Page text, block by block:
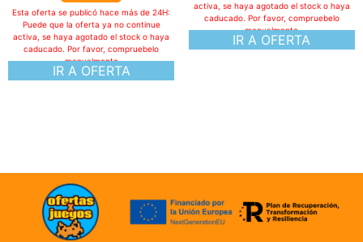
IR A OFERTA
Esta oferta se publicó hace más de 24H:
Puede que la oferta ya no continue
activa, se haya agotado el stock o haya
caducado. Por favor, compruebelo
manualmente
IR A OFERTA
activa, se haya agotado el stock o haya
caducado. Por favor, compruebelo
manualmente